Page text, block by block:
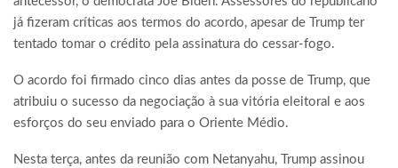
já fizeram críticas aos termos do acordo, apesar de Trump ter
tentado tomar o crédito pela assinatura do cessar-fogo.
O acordo foi firmado cinco dias antes da posse de Trump, que
atribuiu o sucesso da negociação à sua vitória eleitoral e aos
esforços do seu enviado para o Oriente Médio.
Nesta terça, antes da reunião com Netanyahu, Trump assinou